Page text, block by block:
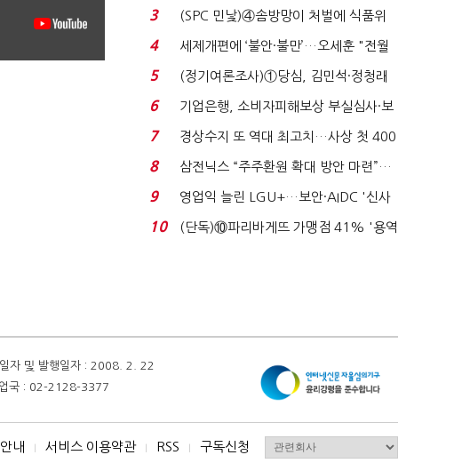
목…9월 ‘폴...
3
(SPC 민낯)④솜방망이 처벌에 식품위
생법 위반 반복...
4
세제개편에 ‘불안·불만’…오세훈 "전월
세 구하기 더 ...
5
(정기여론조사)①당심, 김민석·정청래
'초접전'…대통령 ...
6
기업은행, 소비자피해보상 부실심사·보
이스피싱 공시 ...
7
경상수지 또 역대 최고치…사상 첫 400
억달러에 '3% 성...
8
삼전닉스 “주주환원 확대 방안 마련”…
로이터에 성명...
9
영업익 늘린 LGU+…보안·AIDC '신사
업 드라이브'...
10
(단독)⑩파리바게뜨 가맹점 41% '용역
자 및 발행일자 : 2008. 2. 22
업국 : 02-2128-3377
내 I 서비스 이용약관 I RSS I 구독신청